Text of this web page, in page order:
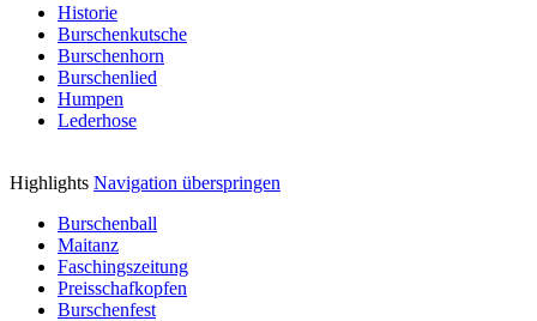
Historie
Burschenkutsche
Burschenhorn
Burschenlied
Humpen
Lederhose
Highlights Navigation überspringen
Burschenball
Maitanz
Faschingszeitung
Preisschafkopfen
Burschenfest